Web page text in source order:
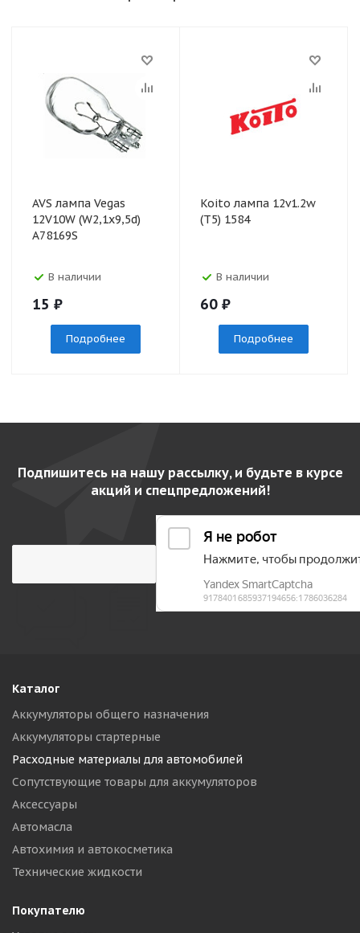
AVS лампа Vegas
12V10W (W2,1х9,5d)
A78169S
В наличии
15 ₽
Подробнее
Koito лампа 12v1.2w
(T5) 1584
В наличии
60 ₽
Подробнее
Подпишитесь на нашу рассылку, и будьте в курсе
акций и спецпредложений!
Каталог
Аккумуляторы общего назначения
Аккумуляторы стартерные
Расходные материалы для автомобилей
Сопутствующие товары для аккумуляторов
Аксессуары
Автомасла
Автохимия и автокосметика
Технические жидкости
Покупателю